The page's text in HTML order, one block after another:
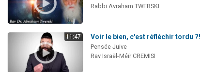
Rabbi Avraham TWERSKI
11:47 Voir le bien, c'est réfléchir tordu ?!
Pensée Juive
Rav Israël-Méïr CREMISI